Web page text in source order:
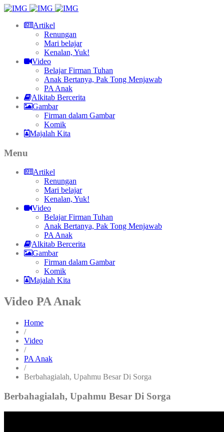
Artikel
Renungan
Mari belajar
Kenalan, Yuk!
Video
Belajar Firman Tuhan
Anak Bertanya, Pak Tong Menjawab
PA Anak
Alkitab Bercerita
Gambar
Firman dalam Gambar
Komik
Majalah Kita
Menu
Artikel
Renungan
Mari belajar
Kenalan, Yuk!
Video
Belajar Firman Tuhan
Anak Bertanya, Pak Tong Menjawab
PA Anak
Alkitab Bercerita
Gambar
Firman dalam Gambar
Komik
Majalah Kita
Video PA Anak
Home
/
Video
/
PA Anak
/
Berbahagialah, Upahmu Besar Di Sorga
Berbahagialah, Upahmu Besar Di Sorga